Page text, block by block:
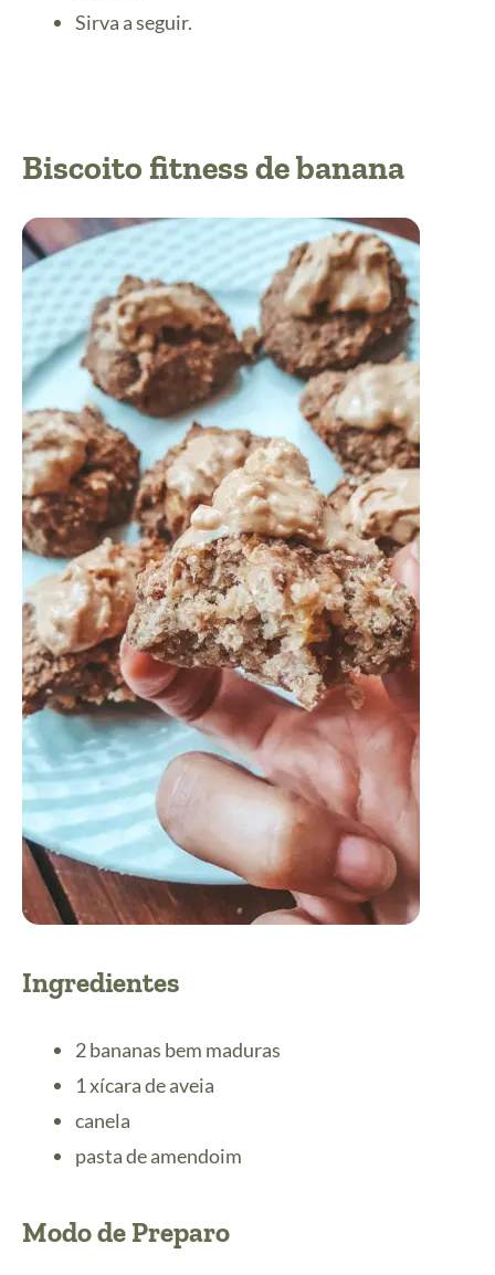
Sirva a seguir.
Biscoito fitness de banana
Ingredientes
2 bananas bem maduras
1 xícara de aveia
canela
pasta de amendoim
Modo de Preparo